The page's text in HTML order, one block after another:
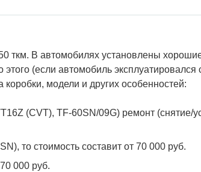
ткм. В автомобилях установлены
(если автомобиль
модели и других особенностей:
(CVT), TF-60SN/09G) ремонт (снятие/
то стоимость составит от 70 000 руб.
000 руб.